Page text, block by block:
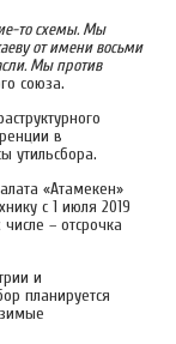
то схемы. Мы
от имени восьми
Мы против
союза.
в
утильсбора.
«Атамекен»
с 1 июля 2019
– отсрочка
и
планируется